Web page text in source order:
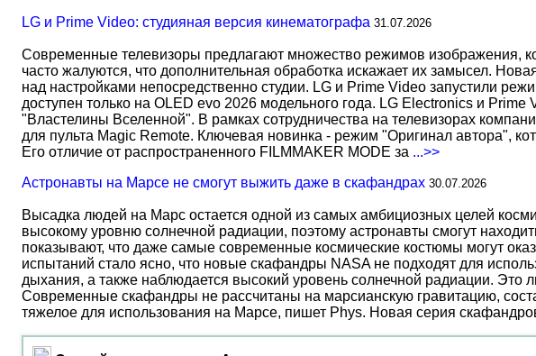
LG и Prime Video: студияная версия кинематографа 31.07.2026
Современные телевизоры предлагают множество режимов изображения,
часто жалуются, что дополнительная обработка искажает их замысел.
над настройками непосредственно студии. LG и Prime Video запустили
доступен только на OLED evo 2026 модельного года. LG Electronics и
"Властелины Вселенной". В рамках сотрудничества на телевизорах
для пульта Magic Remote. Ключевая новинка - режим "Оригинал автора",
Его отличие от распространенного FILMMAKER MODE за ...>>
Астронавты на Марсе не смогут выжить даже в скафандрах 30.07.2026
Высадка людей на Марс остается одной из самых амбициозных целей
высокому уровню солнечной радиации, поэтому астронавты смогут
показывают, что даже самые современные космические костюмы могут
испытаний стало ясно, что новые скафандры NASA не подходят для
дыхания, а также наблюдается высокий уровень солнечной радиации.
Современные скафандры не рассчитаны на марсианскую гравитацию,
тяжелое для использования на Марсе, пишет Phys. Новая серия